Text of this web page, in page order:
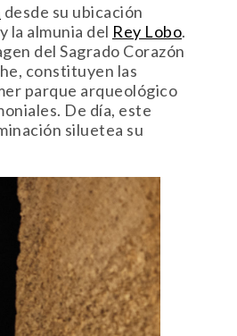
desde su ubicación
y la almunia del Rey Lobo.
del Sagrado Corazón
constituyen las
parque arqueológico
De día, este
siluetea su